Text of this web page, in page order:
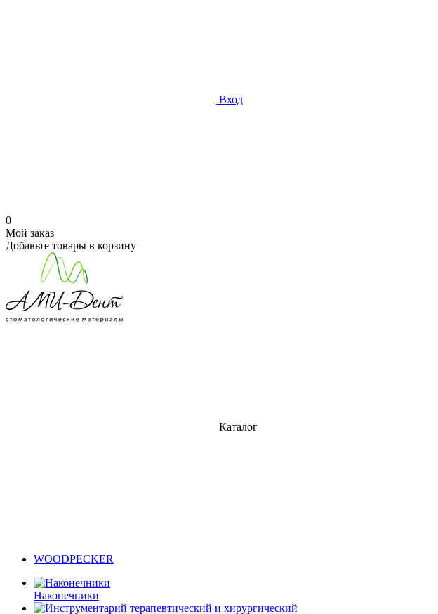
Вход
0
Мой заказ
Добавьте товары в корзину
Каталог
WOODPECKER
Наконечники